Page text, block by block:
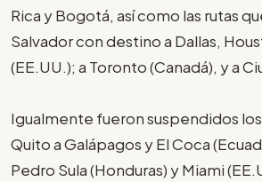
Rica y Bogotá, así como las rutas
Salvador con destino a Dallas,
(EE.UU.); a Toronto (Canadá), y a
Igualmente fueron suspendidos
Quito a Galápagos y El Coca
Pedro Sula (Honduras) y Miami